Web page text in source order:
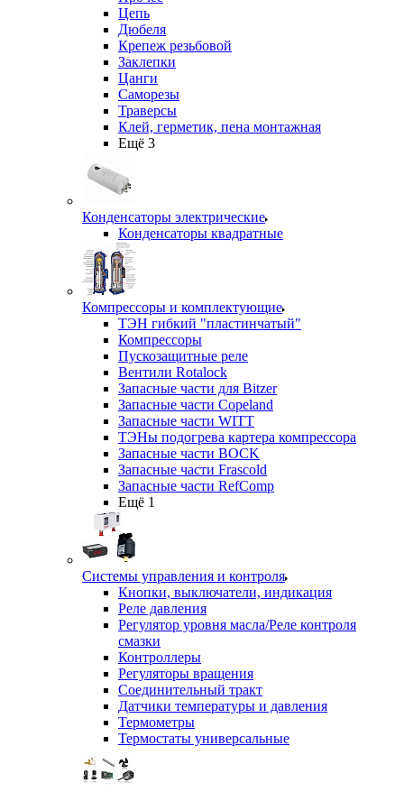
Цепь
Дюбеля
Крепеж резьбовой
Заклепки
Цанги
Саморезы
Траверсы
Клей, герметик, пена монтажная
Ещё 3
Конденсаторы электрические
Конденсаторы квадратные
Компрессоры и комплектующие
ТЭН гибкий "пластинчатый"
Компрессоры
Пускозащитные реле
Вентили Rotalock
Запасные части для Bitzer
Запасные части Copeland
Запасные части WITT
ТЭНы подогрева картера компрессора
Запасные части BOCK
Запасные части Frascold
Запасные части RefComp
Ещё 1
Системы управления и контроля
Кнопки, выключатели, индикация
Реле давления
Регулятор уровня масла/Реле контроля
смазки
Контроллеры
Регуляторы вращения
Соединительный тракт
Датчики температуры и давления
Термометры
Термостаты универсальные